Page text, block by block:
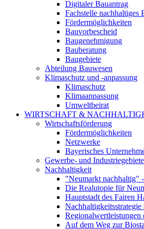
Digitaler Bauantrag
Fachstelle nachhaltiges
Fördermöglichkeiten
Bauvorbescheid
Baugenehmigung
Bauberatung
Baugebiete
Abteilung Bauwesen
Klimaschutz und -anpassung
Klimaschutz
Klimaanpassung
Umweltbeirat
WIRTSCHAFT &
Wirtschaftsförderung
Fördermöglichkeiten
Netzwerke
Bayerisches
Gewerbe- und Industriegebiete
Nachhaltigkeit
"Neumarkt nachhaltig"
Die Realutopie für
Hauptstadt des Fairen
Auf dem Weg zur